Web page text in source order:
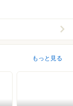
もっと見る